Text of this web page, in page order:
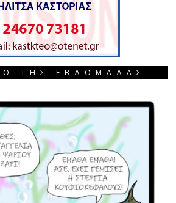
ΤΗΣ ΕΒΔΟΜΑΔΑΣ